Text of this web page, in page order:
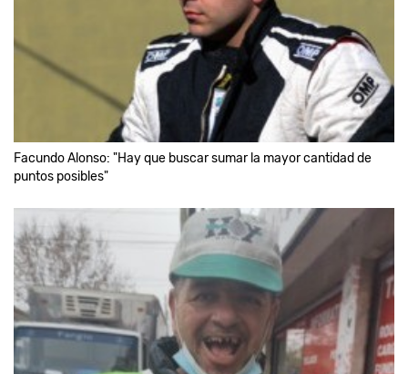
Facundo Alonso: "Hay que buscar sumar la mayor cantidad de
puntos posibles"